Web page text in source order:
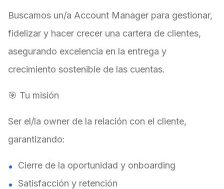
Buscamos un/a Account Manager para gestionar,
fidelizar y hacer crecer una cartera de clientes,
asegurando excelencia en la entrega y
crecimiento sostenible de las cuentas.
🎯 Tu misión
Ser el/la owner de la relación con el cliente,
garantizando:
Cierre de la oportunidad y onboarding
Satisfacción y retención